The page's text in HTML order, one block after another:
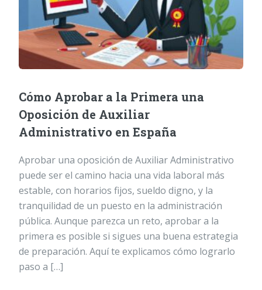
Cómo Aprobar a la Primera una
Oposición de Auxiliar
Administrativo en España
Aprobar una oposición de Auxiliar Administrativo
puede ser el camino hacia una vida laboral más
estable, con horarios fijos, sueldo digno, y la
tranquilidad de un puesto en la administración
pública. Aunque parezca un reto, aprobar a la
primera es posible si sigues una buena estrategia
de preparación. Aquí te explicamos cómo lograrlo
paso a […]